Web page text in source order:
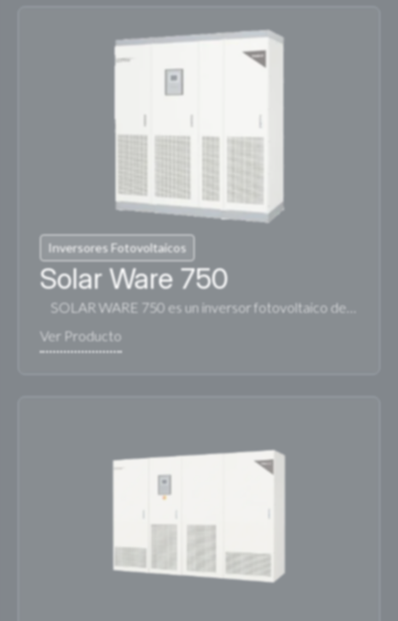
Inversores Fotovoltaicos
Solar Ware 750
SOLAR WARE 750 es un inversor fotovoltaico de…